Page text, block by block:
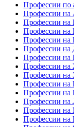
Профессии по
Профессии на
Профессии на
Профессии на
Профессии на
Профессии на
Профессии на
Профессии
Профессии на
Профессии на
Профессии на
Профессии на
Профессии
Профессии на